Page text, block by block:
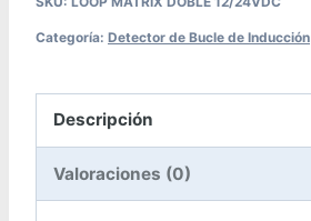
Categoría: Detector de Bucle de Inducción
Descripción
Valoraciones (0)